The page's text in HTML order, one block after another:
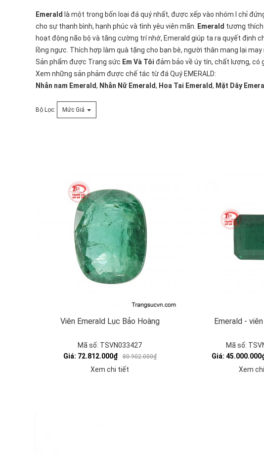
Emerald là một trong bốn loại đá quý nhất, được xếp vào nhóm I chỉ
cho sự thanh bình, hạnh phúc và tình yêu viên mãn.
Emerald tương thích
hoạt động não bộ và tăng cường trí nhớ, Emerald giúp ta ra quyết định
lồng ngực. Thích hợp làm quà tặng cho bạn bè, người thân mang lại
Sản phẩm được Trang sức Em Và Tôi đảm bảo về úy tín, chất lượng, có
Xem những sản phảm được chế tác từ đá Quý EMERALD:
Nhẫn nam Emerald, Nhẫn Nữ Emerald, Hoa Tai Emerald, Mặt Dây
Bộ Lọc: Mức Giá
Viên Emerald Lục Bảo Hoàng
Mã số: TSVN033427
Giá: 72.812.000₫
80.902.000₫
Xem chi tiết
Emerald -
Mã số:
Giá:
Xem